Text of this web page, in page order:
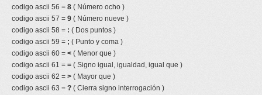
codigo ascii 56 = 8 ( Número ocho )
codigo ascii 57 = 9 ( Número nueve )
codigo ascii 58 = : ( Dos puntos )
codigo ascii 59 = ; ( Punto y coma )
codigo ascii 60 = < ( Menor que )
codigo ascii 61 = = ( Signo igual, igualdad, igual que )
codigo ascii 62 = > ( Mayor que )
codigo ascii 63 = ? ( Cierra signo interrogación )